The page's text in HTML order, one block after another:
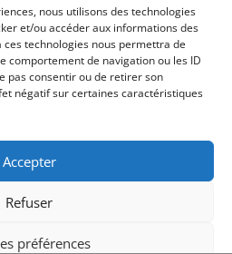
nous utilisons des technologies
et/ou accéder aux informations des
technologies nous permettra de
comportement de navigation ou les ID
pas consentir ou de retirer son
négatif sur certaines caractéristiques
Accepter
Refuser
préférences
Fermeture de la
mairie »